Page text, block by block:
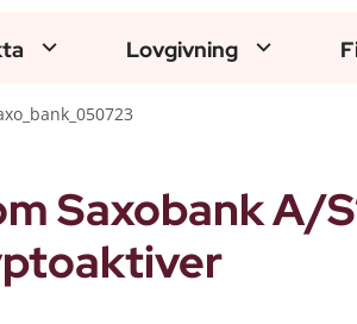
Lovgivning
Saxobank A/